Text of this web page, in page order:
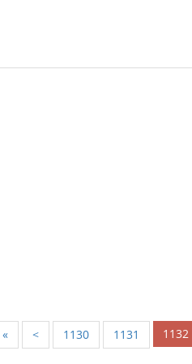
« < 1130 1131 1132